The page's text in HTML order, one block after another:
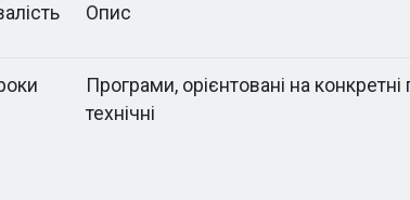
Опис
Програми, орієнтовані на
технічні